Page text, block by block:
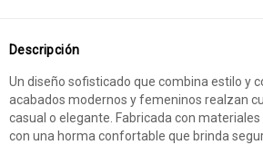
Descripción
Un diseño sofisticado que combina estilo y
acabados modernos y femeninos realzan
casual o elegante. Fabricada con
con una horma confortable que brinda